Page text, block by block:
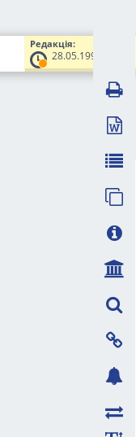
Редакція:
28.05.1997
5